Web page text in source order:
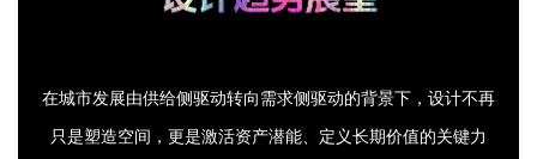
关于投稿
广告投放
在城市发展由供给侧驱动转向需求侧驱动的背景下， 设计不再
只是塑造空间，更是激活资产潜能、定义长期价值的关键力